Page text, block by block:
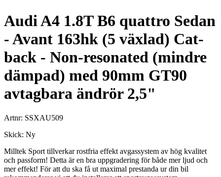
Audi A4 1.8T B6 quattro Sedan
- Avant 163hk (5 växlad) Cat-
back - Non-resonated (mindre
dämpad) med 90mm GT90
avtagbara ändrör 2,5"
Artnr: SSXAU509
Skick: Ny
Milltek Sport tillverkar rostfria effekt avgassystem av hög kvalitet
och passform! Detta är en bra uppgradering för både mer ljud och
mer effekt! För att du ska få ut maximal prestanda ur din bil